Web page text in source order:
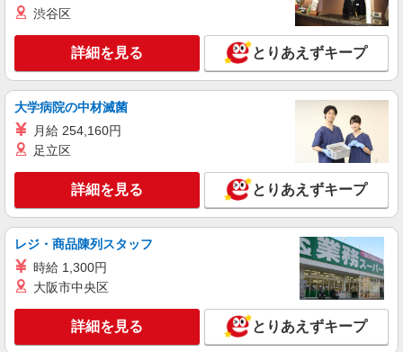
【介護福祉士】 月給：302,300円 年収例：400
ます。 ・職務手当 ・特別職務手当 ・特別地域手
当 ・（東京都）居住支援特別手当 ・働きがい向上
手当 ・特別夜勤手当 ・日祝手当（月平均2回分）
・夜勤手当（月平均5回分） ※居住支援特別手当
は勤続5年目までの方はさらに1万円支給（再入社
は除く） ◎賞与：基本給2.08ヶ月分/年支給 ◎残
業時は別途時間外手当支給（超過1分〜）
東京都板橋区東新町1丁目29-6
キープ 詳細を見る
正社員
SOMPOケア ラヴィーレ赤塚公園/5010aa1
【介護福祉士】 月給：305,300円 年収例：410
ます。 ・職務手当 ・特別職務手当 ・特別地域手
当 ・（東京都）居住支援特別手当 ・働きがい向上
手当 ・特別夜勤手当 ・日祝手当（月平均2回分）
・夜勤手当（月平均5回分） ※居住支援特別手当
は勤続5年目までの方はさらに1万円支給（再入社
業時は別途時間外手当支給（超過1分〜）
東京都板橋区大門7-5
キープ 詳細を見る
そんぽの家S ときわ台南/2045ba1
介護スタッフ
渋谷区
詳細を見る とりあえずキープ
大学病院の中材滅菌
月給 254,160円
足立区
詳細を見る とりあえずキープ
レジ・商品陳列スタッフ
時給 1,300円
大阪市中央区
詳細を見る とりあえずキープ